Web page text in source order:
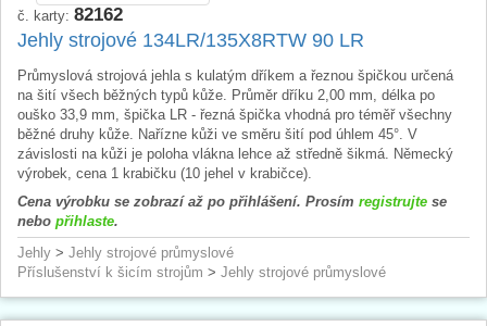
č. karty: 82162
Jehly strojové 134LR/135X8RTW 90 LR
Průmyslová strojová jehla s kulatým dříkem a řeznou špičkou určená
na šití všech běžných typů kůže. Průměr dříku 2,00 mm, délka po
ouško 33,9 mm, špička LR - řezná špička vhodná pro téměř všechny
běžné druhy kůže. Nařízne kůži ve směru šití pod úhlem 45°. V
závislosti na kůži je poloha vlákna lehce až středně šikmá. Německý
výrobek, cena 1 krabičku (10 jehel v krabičce).
Cena výrobku se zobrazí až po přihlášení. Prosím registrujte se
nebo přihlaste.
Jehly > Jehly strojové průmyslové
Příslušenství k šicím strojům > Jehly strojové průmyslové